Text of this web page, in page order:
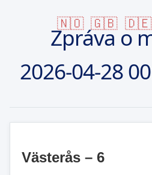
🇳🇴 🇬🇧 🇩🇪
Zpráva o
2026-04-28
Västerås – 6